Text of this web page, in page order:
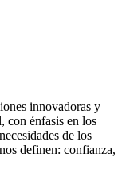
innovadoras y
con énfasis en los
de los
definen: confianza,